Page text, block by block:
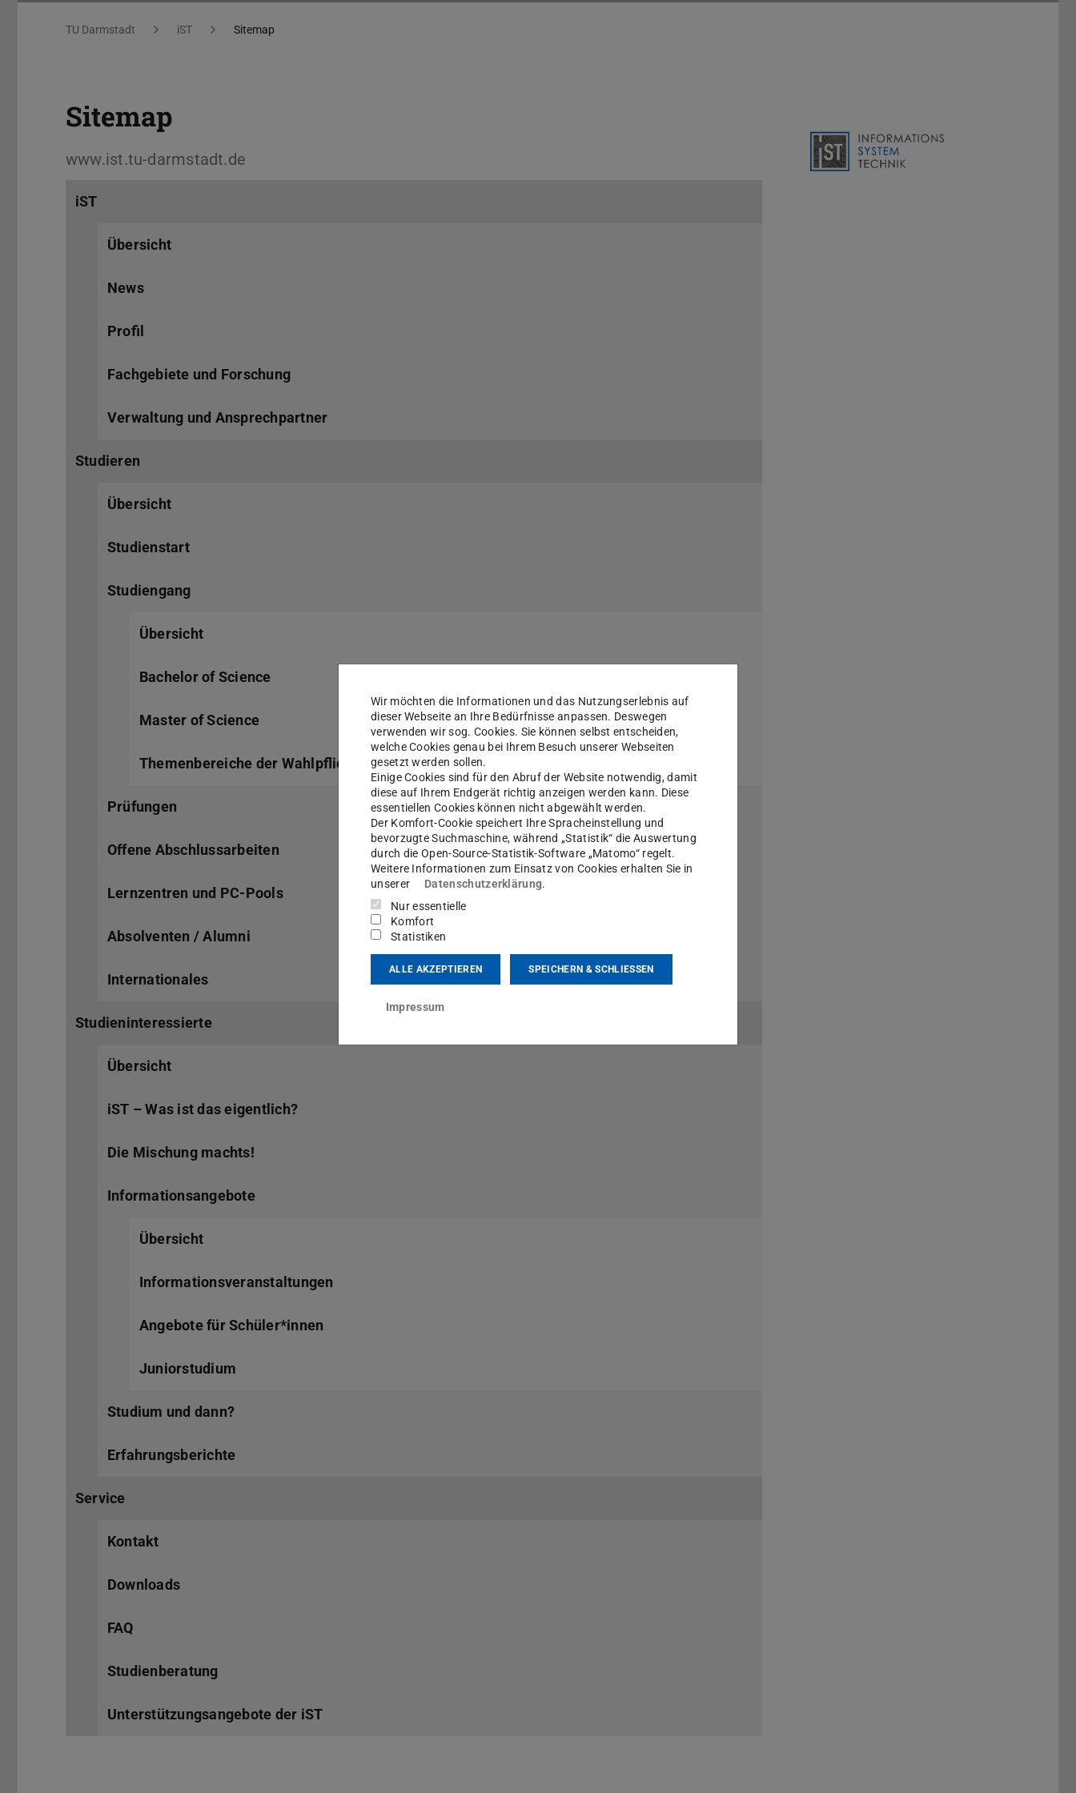
Sie befinden sich hier:
TU Darmstadt iST Sitemap
Sitemap
www.ist.tu-darmstadt.de
iST
Übersicht
News
Profil
Fachgebiete und Forschung
Verwaltung und Ansprechpartner
Studieren
Übersicht
Studienstart
Studiengang
Übersicht
Bachelor of Science
Master of Science
Themenbereiche der Wahlpflichtlehrveranstaltungen
Prüfungen
Offene Abschlussarbeiten
Lernzentren und PC-Pools
Absolventen / Alumni
Internationales
Studieninteressierte
Übersicht
iST – Was ist das eigentlich?
Die Mischung machts!
Informationsangebote
Übersicht
Informationsveranstaltungen
Angebote für Schüler*innen
Juniorstudium
Studium und dann?
Erfahrungsberichte
Service
Kontakt
Downloads
FAQ
Studienberatung
Unterstützungsangebote der iST
Wir möchten die Informationen und das Nutzungserlebnis auf
dieser Webseite an Ihre Bedürfnisse anpassen. Deswegen
verwenden wir sog. Cookies. Sie können selbst entscheiden,
welche Cookies genau bei Ihrem Besuch unserer Webseiten
gesetzt werden sollen.
Einige Cookies sind für den Abruf der Website notwendig, damit
diese auf Ihrem Endgerät richtig anzeigen werden kann. Diese
essentiellen Cookies können nicht abgewählt werden.
Der Komfort-Cookie speichert Ihre Spracheinstellung und
bevorzugte Suchmaschine, während „Statistik“ die Auswertung
durch die Open-Source-Statistik-Software „Matomo“ regelt.
Weitere Informationen zum Einsatz von Cookies erhalten Sie in
unserer
Datenschutzerklärung.
Nur essentielle
Komfort
Statistiken
ALLE AKZEPTIEREN SPEICHERN & SCHLIESSEN
Impressum